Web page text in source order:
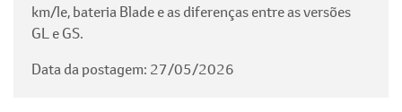
km/le, bateria Blade e as diferenças entre as versões
GL e GS.
Data da postagem: 27/05/2026